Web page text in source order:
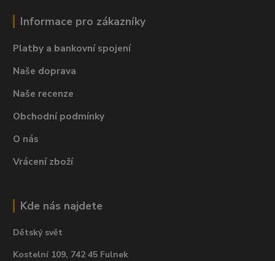
Informace pro zákazníky
Platby a bankovní spojení
Naše doprava
Naše recenze
Obchodní podmínky
O nás
Vrácení zboží
Kde nás najdete
Dětský svět
Kostelní 109, 742 45 Fulnek